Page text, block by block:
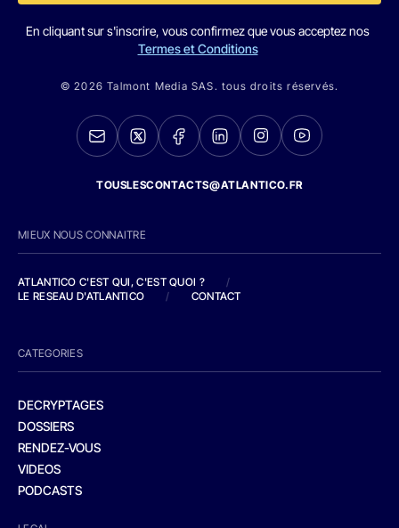
En cliquant sur s'inscrire, vous confirmez que vous acceptez nos
Termes et Conditions
© 2026 Talmont Media SAS. tous droits réservés.
TOUSLESCONTACTS@ATLANTICO.FR
MIEUX NOUS CONNAITRE
ATLANTICO C'EST QUI, C'EST QUOI ?
/
LE RESEAU D'ATLANTICO
/ CONTACT
CATEGORIES
DECRYPTAGES
DOSSIERS
RENDEZ-VOUS
VIDEOS
PODCASTS